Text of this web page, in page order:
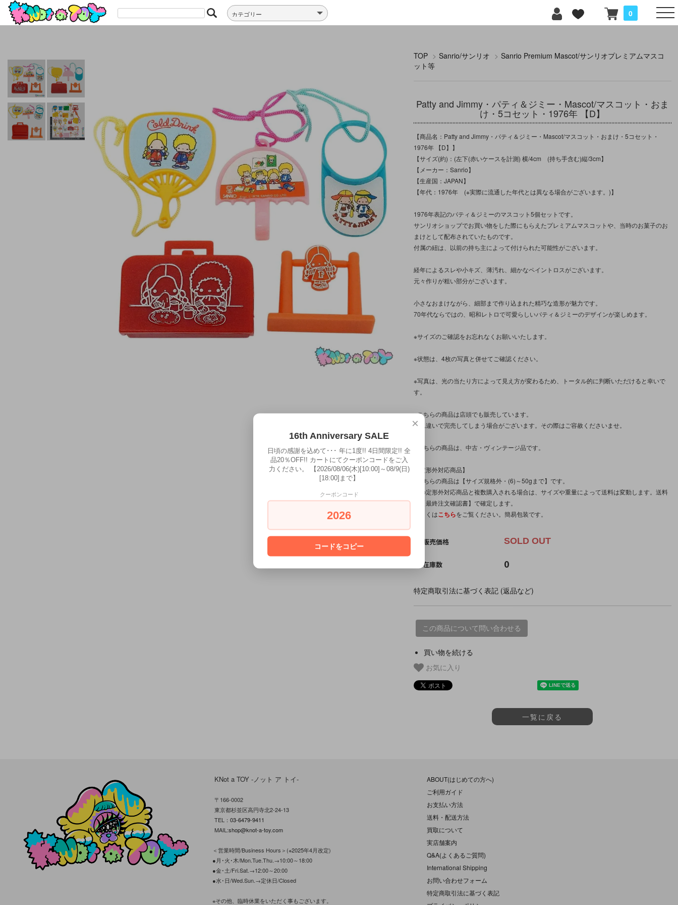
0
TOP > Sanrio/サンリオ > Sanrio Premium Mascot/サンリオプレミアムマスコ
ット等
Patty and Jimmy・パティ＆ジミー・Mascot/マスコット・おま
け・5コセット・1976年 【D】
【商品名：Patty and Jimmy・パティ＆ジミー・Mascot/マスコット・おまけ・5コセット・
1976年 【D】】
【サイズ(約)：(左下(赤いケースを計測) 横/4cm (持ち手含む)縦/3cm】
【メーカー：Sanrio】
【生産国：JAPAN】
【年代：1976年 (※実際に流通した年代とは異なる場合がございます。)】
1976年表記のパティ＆ジミーのマスコット5個セットです。
サンリオショップでお買い物をした際にもらえたプレミアムマスコットや、当時のお菓子のお
まけとして配布されていたものです。
付属の紐は、以前の持ち主によって付けられた可能性がございます。
経年によるスレや小キズ、薄汚れ、細かなペイントロスがございます。
元々作りが粗い部分がございます。
小さなおまけながら、細部まで作り込まれた精巧な造形が魅力です。
70年代ならではの、昭和レトロで可愛らしいパティ＆ジミーのデザインが楽しめます。
※サイズのご確認をお忘れなくお願いいたします。
※状態は、4枚の写真と併せてご確認ください。
※写真は、光の当たり方によって見え方が変わるため、トータル的に判断いただけると幸いで
す。
※こちらの商品は店頭でも販売しています。
入れ違いで完売してしまう場合がございます。その際はご容赦くださいませ。
※こちらの商品は、中古・ヴィンテージ品です。
【定形外対応商品】
※こちらの商品は【サイズ規格外・(6)～50gまで】です。
他の定形外対応商品と複数購入される場合は、サイズや重量によって送料は変動します。送料
は【最終注文確認書】で確定します。
詳しくはこちらをご覧ください。簡易包装です。
販売価格 SOLD OUT
在庫数 0
特定商取引法に基づく表記 (返品など)
この商品について問い合わせる
買い物を続ける
お気に入り
一覧に戻る
KNot a TOY -ノット ア トイ-
〒166-0002
東京都杉並区高円寺北2-24-13
TEL：03-6479-9411
MAIL:shop@knot-a-toy.com
＜営業時間/Business Hours＞(※2025年4月改定)
●月･火･木/Mon.Tue.Thu.→10:00～18:00
●金･土/Fri.Sat.→12:00～20:00
●水･日/Wed.Sun.→定休日/Closed
※その他、臨時休業をいただく事もございます。
ABOUT(はじめての方へ)
ご利用ガイド
お支払い方法
送料・配送方法
買取について
実店舗案内
Q&A(よくあるご質問)
International Shipping
お問い合わせフォーム
特定商取引法に基づく表記
×
16th Anniversary SALE
日頃の感謝を込めて･･･ 年に1度!! 4日間限定!! 全
品20％OFF!! カートにてクーポンコードをご入
力ください。 【2026/08/06(木)[10:00]～08/9(日)
[18:00]まで】
クーポンコード
2026
コードをコピー